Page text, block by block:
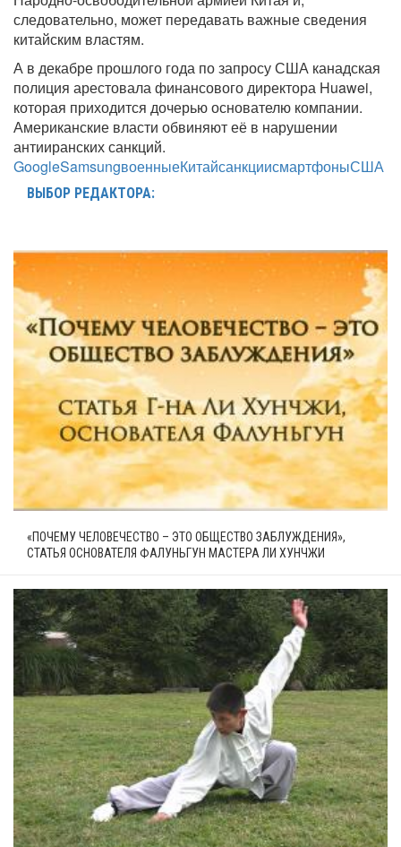
следовательно, может передавать важные сведения
китайским властям.
А в декабре прошлого года по запросу США канадская
полиция арестовала финансового директора Huawei,
которая приходится дочерью основателю компании.
Американские власти обвиняют её в нарушении
антииранских санкций.
GoogleSamsungвоенныеКитайсанкциисмартфоныСША
ВЫБОР РЕДАКТОРА:
«ПОЧЕМУ ЧЕЛОВЕЧЕСТВО – ЭТО ОБЩЕСТВО ЗАБЛУЖДЕНИЯ»,
СТАТЬЯ ОСНОВАТЕЛЯ ФАЛУНЬГУН МАСТЕРА ЛИ ХУНЧЖИ